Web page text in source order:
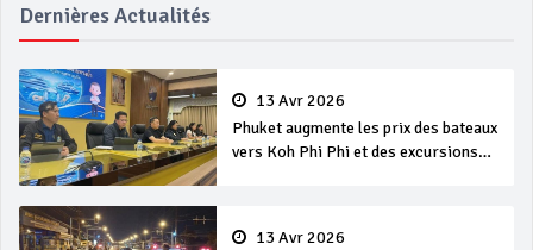
Dernières Actualités
13 Avr 2026
Phuket augmente les prix des bateaux
vers Koh Phi Phi et des excursions
13 Avr 2026